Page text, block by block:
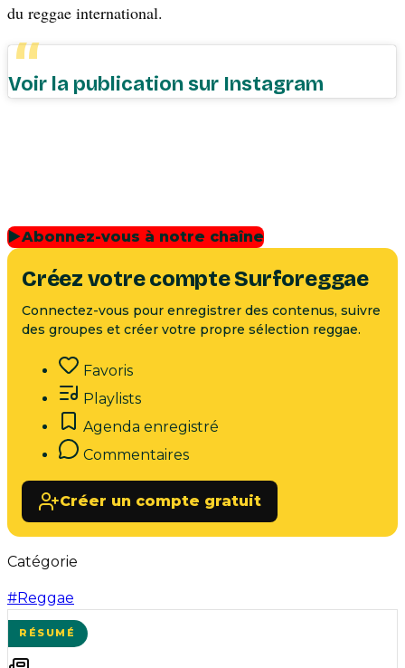
du reggae international.
Voir la publication sur Instagram
▶Abonnez-vous à notre chaîne
Créez votre compte Surforeggae
Connectez-vous pour enregistrer des contenus, suivre
des groupes et créer votre propre sélection reggae.
Favoris
Playlists
Agenda enregistré
Commentaires
Créer un compte gratuit
Catégorie
#Reggae
RÉSUMÉ